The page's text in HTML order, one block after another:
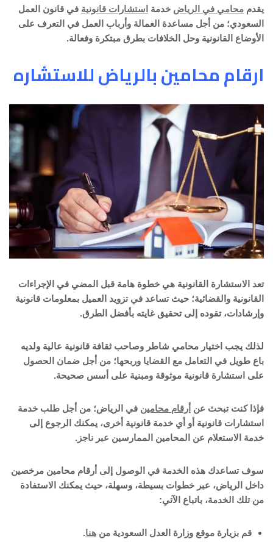
يقدم محامي في الرياض خدمة استشارات قانونية في قانون العمل
السعودي؛ من أجل مساعدة العمالة وأرباب العمل في التعرف على
الأوضاع القانونية وحل الخلافات بطرق مبتكرة وفعالة.
ارقام محامين بالرياض للاستشاره
تعد الاستشارة القانونية هي خطوة هامة قبل المضي في الإجراءات
القانونية والقضائية؛ حيث تساعد في تزويد العميل بمعلومات قانونية
وإرشادات، تقوده إلى تحقيق غايته بأفضل الطرق.
لذلك يجب اختيار محامي شاطر وصاحب ثقافة قانونية عالية ولديه
باع طويل في التعامل مع القضايا وربحها؛ من أجل ضمان الحصول
على استشارة قانونية موثوقة ومبنية على أسس صحيحة.
فإذا كنت تبحث عن أرقام محامين في الرياض؛ من أجل طلب خدمة
استشارات قانونية أو أي خدمة قانونية أخرى، يمكنك الرجوع إلى
خدمة الاستعلام عن المحامين الممارسين عبر ناجز.
سوف تساعدك هذه الخدمة في الوصول إلى أرقام محامين مرخصين
داخل الرياض، عبر خطوات بسيطة، وسهلة، حيث يمكنك الاستفادة
من تلك الخدمة، باتباع الآتي:
قم بزيارة موقع وزارة العدل السعودية من هنا.